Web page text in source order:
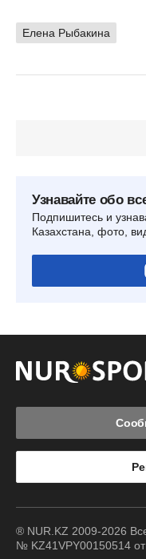
Елена Рыбакина
Узнавайте обо
Подпишитесь и
Казахстана, фото,
® NUR.KZ 2009-2026
№ KZ41VPY00150514 от